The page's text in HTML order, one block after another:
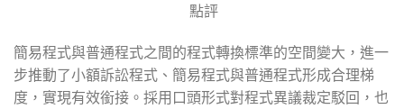
點評
簡易程式與普通程式之間的程式轉換標準的空間變大，進一
步推動了小額訴訟程式、簡易程式與普通程式形成合理梯
度，實現有效銜接。採用口頭形式對程式異議裁定駁回，也